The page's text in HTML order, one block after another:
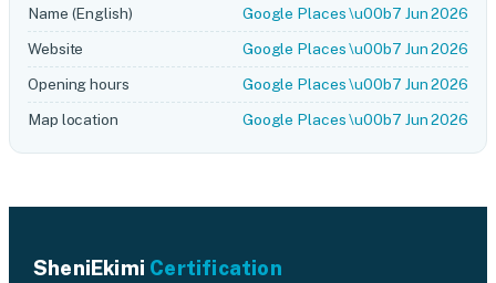
Name (English)
Google Places \u00b7 Jun 2026
Website
Google Places \u00b7 Jun 2026
Opening hours
Google Places \u00b7 Jun 2026
Map location
Google Places \u00b7 Jun 2026
SheniEkimi Certification